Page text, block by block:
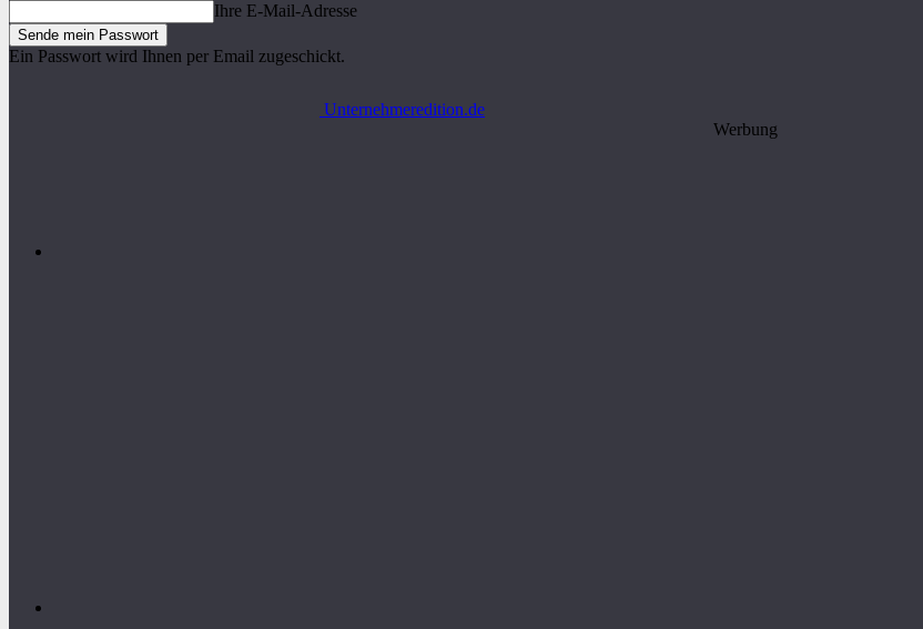
Ihre E-Mail-Adresse
Ein Passwort wird Ihnen per Email zugeschickt.
Unternehmeredition.de
Werbung